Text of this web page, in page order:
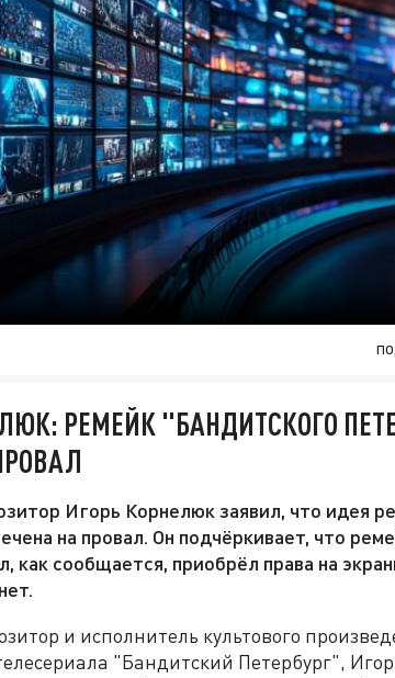
РЕМЕЙК "БАНДИТСКОГО
Игорь Корнелюк заявил, что идея
на провал. Он подчёркивает, что
как сообщается, приобрёл права на
и исполнитель культового
"Бандитский Петербург",